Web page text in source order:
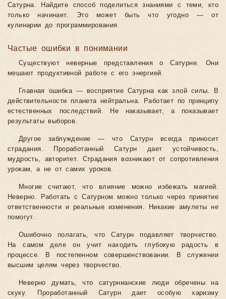
Сатурна. Найдите способ поделиться знаниями с теми, кто
только начинает. Это может быть что угодно — от
кулинарии до программирования.
Частые ошибки в понимании
Существуют неверные представления о Сатурне. Они
мешают продуктивной работе с его энергией.
Главная ошибка — восприятие Сатурна как злой силы. В
действительности планета нейтральна. Работает по принципу
естественных последствий. Не наказывает, а показывает
результаты выборов.
Другое заблуждение — что Сатурн всегда приносит
страдания. Проработанный Сатурн дает устойчивость,
мудрость, авторитет. Страдания возникают от сопротивления
урокам, а не от самих уроков.
Многие считают, что влияние можно избежать магией.
Неверно. Работать с Сатурном можно только через принятие
ответственности и реальные изменения. Никакие амулеты не
помогут.
Ошибочно полагать, что Сатурн подавляет творчество.
На самом деле он учит находить глубокую радость в
процессе. В постепенном совершенствовании. В служении
высшим целям через творчество.
Неверно думать, что сатурнианские люди обречены на
скуку. Проработанный Сатурн дает особую харизму